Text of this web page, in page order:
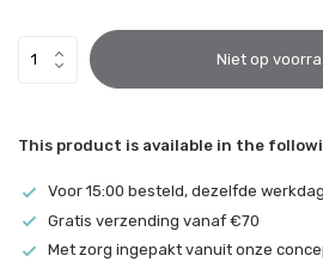
Niet op
This product is available in the
Voor 15:00 besteld, dezelfde
Gratis verzending vanaf €70
Met zorg ingepakt vanuit onze